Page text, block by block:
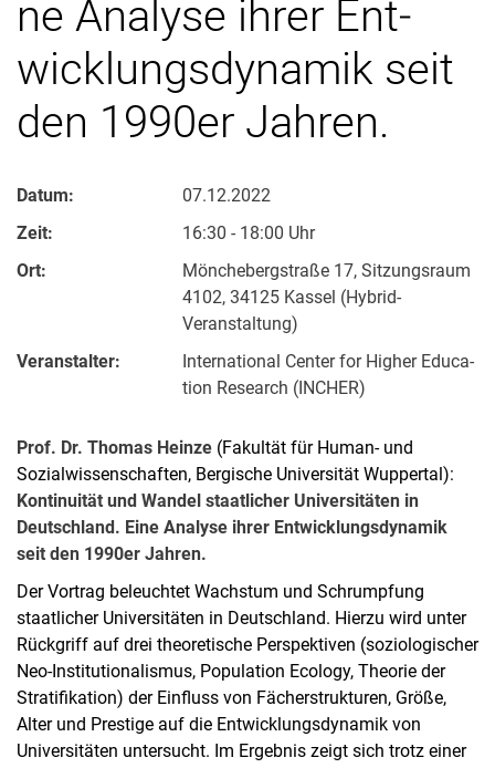
ne Ana­ly­se ih­rer Ent­
wick­lungs­dy­na­mik seit
den 1990er Jah­ren.
Datum:
07.12.2022
Zeit:
16:30 - 18:00 Uhr
Ort:
Mönchebergstraße 17, Sitzungsraum
4102, 34125 Kassel (Hybrid-
Veranstaltung)
Veranstalter:
In­ter­na­tio­nal Cen­ter for Hig­her Edu­ca­
ti­on Re­se­arch (INCHER)
Prof. Dr. Thomas Heinze (Fakultät für Human- und
Sozialwissenschaften, Bergische Universität Wuppertal):
Kon­ti­nui­tät und Wan­del staat­li­cher Uni­ver­si­tä­ten in
Deutsch­land. Ei­ne Ana­ly­se ih­rer Ent­wick­lungs­dy­na­mik
seit den 1990er Jah­ren.
Der Vortrag beleuchtet Wachstum und Schrumpfung
staatlicher Universitäten in Deutschland. Hierzu wird unter
Rückgriff auf drei theoretische Perspektiven (soziologischer
Neo-Institutionalismus, Population Ecology, Theorie der
Stratifikation) der Einfluss von Fächerstrukturen, Größe,
Alter und Prestige auf die Entwicklungsdynamik von
Universitäten untersucht. Im Ergebnis zeigt sich trotz einer